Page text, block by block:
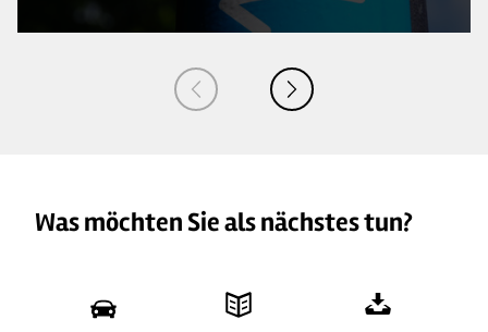
Was möchten Sie als nächstes tun?